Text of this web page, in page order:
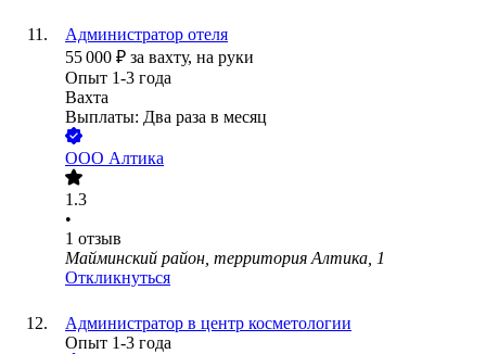
Администратор отеля
55 000 ₽ за вахту, на руки
Опыт 1-3 года
Вахта
Выплаты: Два раза в месяц
ООО Алтика
1.3
•
1 отзыв
Майминский район, территория Алтика, 1
Откликнуться
Администратор в центр косметологии
Опыт 1-3 года